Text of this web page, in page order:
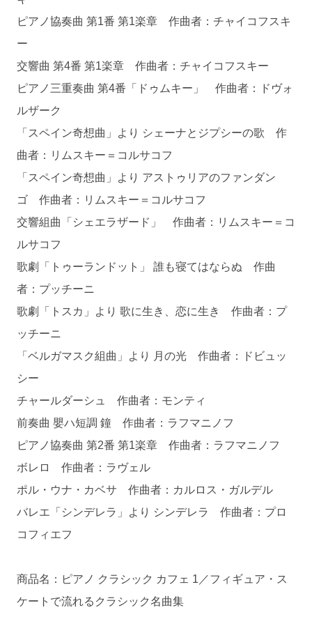
ピアノ協奏曲 第1番 第1楽章 作曲者：チャイコフスキ
ー
交響曲 第4番 第1楽章 作曲者：チャイコフスキー
ピアノ三重奏曲 第4番「ドゥムキー」 作曲者：ドヴォ
ルザーク
「スペイン奇想曲」より シェーナとジプシーの歌 作
曲者：リムスキー＝コルサコフ
「スペイン奇想曲」より アストゥリアのファンダン
ゴ 作曲者：リムスキー＝コルサコフ
交響組曲「シェエラザード」 作曲者：リムスキー＝コ
ルサコフ
歌劇「トゥーランドット」 誰も寝てはならぬ 作曲
者：プッチーニ
歌劇「トスカ」より 歌に生き、恋に生き 作曲者：プ
ッチーニ
「ベルガマスク組曲」より 月の光 作曲者：ドビュッ
シー
チャールダーシュ 作曲者：モンティ
前奏曲 嬰ハ短調 鐘 作曲者：ラフマニノフ
ピアノ協奏曲 第2番 第1楽章 作曲者：ラフマニノフ
ボレロ 作曲者：ラヴェル
ポル・ウナ・カベサ 作曲者：カルロス・ガルデル
バレエ「シンデレラ」より シンデレラ 作曲者：プロ
コフィエフ
商品名：ピアノ クラシック カフェ 1／フィギュア・ス
ケートで流れるクラシック名曲集